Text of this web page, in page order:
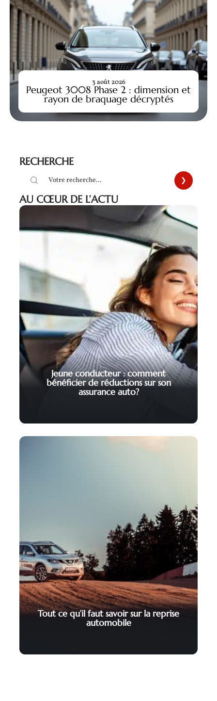
Peugeot 3008 Phase 2 : dimension et
rayon de braquage décryptés
3 août 2026
RECHERCHE
AU CŒUR DE L’ACTU
Jeune conducteur : comment
bénéficier de réductions sur son
assurance auto?
Tout ce qu’il faut savoir sur la reprise
automobile